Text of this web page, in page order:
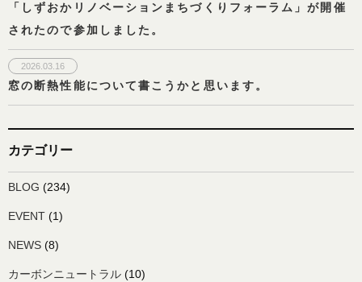
「しずおかリノベーションまちづくりフォーラム」が開催
されたので参加しました。
2026.03.16
窓の断熱性能について書こうかと思います。
カテゴリー
BLOG (234)
EVENT (1)
NEWS (8)
カーボンニュートラル (10)